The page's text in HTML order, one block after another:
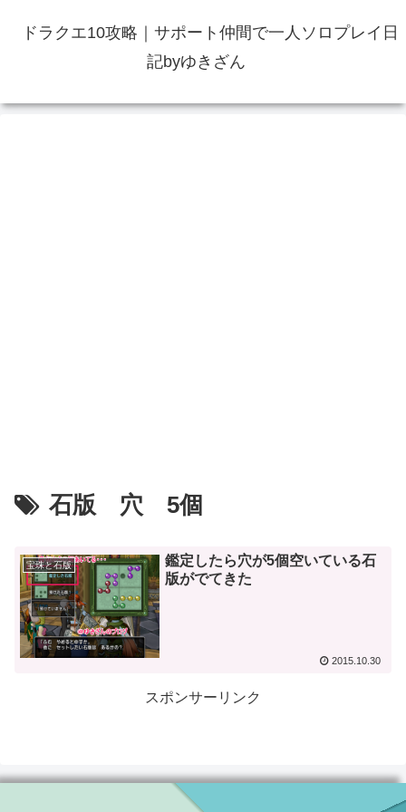
ドラクエ10攻略｜サポート仲間で一人ソロプレイ日
記byゆきざん
石版 穴 5個
宝珠と石版
鑑定したら穴が5個空いている石
版がでてきた
2015.10.30
スポンサーリンク